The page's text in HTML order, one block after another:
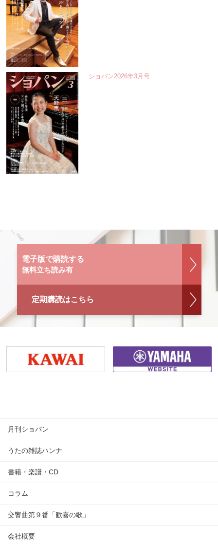
ショパン2026年3月号
電子版で購読する
無料立ち読み有
定期購読はこちら
月刊ショパン
うたの雑誌ハンナ
書籍・楽譜・CD
コラム
交響曲第９番「歓喜の歌」
会社概要